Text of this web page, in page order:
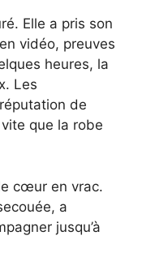
Elle a pris son
vidéo, preuves
heures, la
Les
de
que la robe
cœur en vrac.
a
jusqu’à